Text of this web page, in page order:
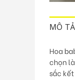
MÔ TẢ
Hoa
chọn
sắc